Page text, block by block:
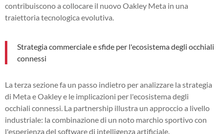
contribuiscono a collocare il nuovo Oakley Meta in una
traiettoria tecnologica evolutiva.
Strategia commerciale e sfide per l'ecosistema degli occhiali
connessi
La terza sezione fa un passo indietro per analizzare la strategia
di Meta e Oakley e le implicazioni per l'ecosistema degli
occhiali connessi. La partnership illustra un approccio a livello
industriale: la combinazione di un noto marchio sportivo con
l'esperienza del software di intelligenza artificiale.